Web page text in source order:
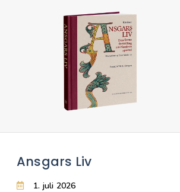
Ansgars Liv
1. juli 2026